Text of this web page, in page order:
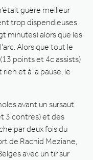
guère meilleur
trop dispendieuses
minutes) alors que les
Alors que tout le
points et 4c assists)
rien et à la pause, le
avant un sursaut
3 contres) et des
par deux fois du
de Rachid Meziane,
avec un tir sur